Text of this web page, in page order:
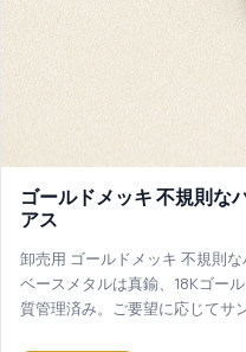
ゴールドメッキ 不規則な
アス
卸売用 ゴールドメッキ 不規則
ベースメタルは真鍮、18Kゴー
質管理済み。ご要望に応じてサ